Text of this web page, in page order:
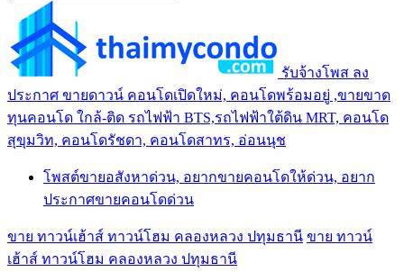
รับจ้างโพส ลง
ประกาศ ขายดาวน์ คอนโดเปิดใหม่, คอนโดพร้อมอยู่ ,ขายขาด
ทุนคอนโด ใกล้-ติด รถไฟฟ้า BTS,รถไฟฟ้าใต้ดิน MRT, คอนโด
สุขุมวิท, คอนโดรัชดา, คอนโดสาทร, อ่อนนุช
โพสต์ขายอสังหาด่วน, อยากขายคอนโดให้ด่วน, อยาก
ประกาศขายคอนโดด่วน
ขาย ทาวน์เฮ้าส์ ทาวน์โฮม คลองหลวง ปทุมธานี ขาย ทาวน์
เฮ้าส์ ทาวน์โฮม คลองหลวง ปทุมธานี